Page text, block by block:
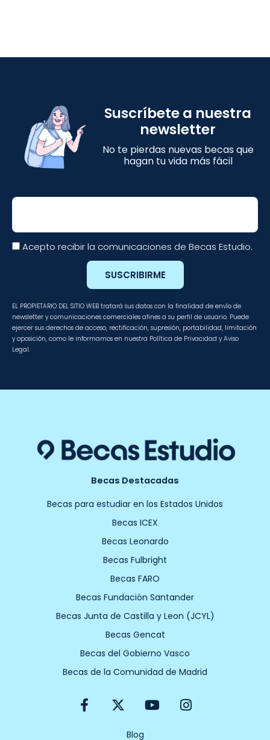
Suscríbete a nuestra
newsletter
No te pierdas nuevas becas que
hagan tu vida más fácil
Email
Acepto recibir la comunicaciones de Becas Estudio.
SUSCRIBIRME
EL PROPIETARIO DEL SITIO WEB tratará sus datos con la finalidad de envío de
newsletter y comunicaciones comerciales afines a su perfil de usuario. Puede
ejercer sus derechos de acceso, rectificación, supresión, portabilidad, limitación
y oposición, como le informamos en nuestra Política de Privacidad y Aviso
Legal.
Becas Destacadas
Becas para estudiar en los Estados Unidos
Becas ICEX
Becas Leonardo
Becas Fulbright
Becas FARO
Becas Fundación Santander
Becas Junta de Castilla y Leon (JCYL)
Becas Gencat
Becas del Gobierno Vasco
Becas de la Comunidad de Madrid
F
a
X
-
Y
o
I
n
Blog